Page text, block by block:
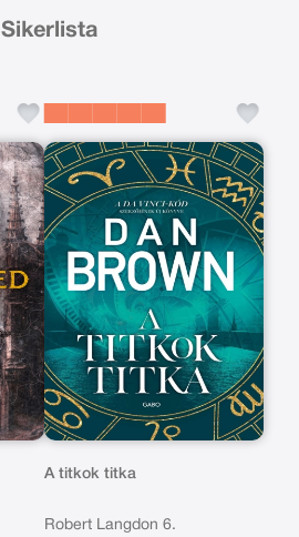
Sikerlista
A titkok titka
Robert Langdon 6.